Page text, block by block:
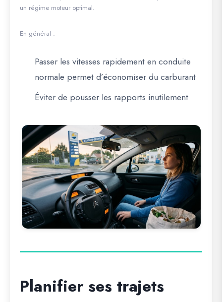
un régime moteur optimal.
En général :
Passer les vitesses rapidement en conduite
normale permet d’économiser du carburant
Éviter de pousser les rapports inutilement
Planifier ses trajets